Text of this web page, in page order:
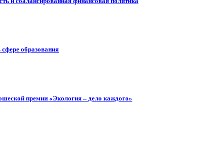
образования
премии «Экология – дело каждого»